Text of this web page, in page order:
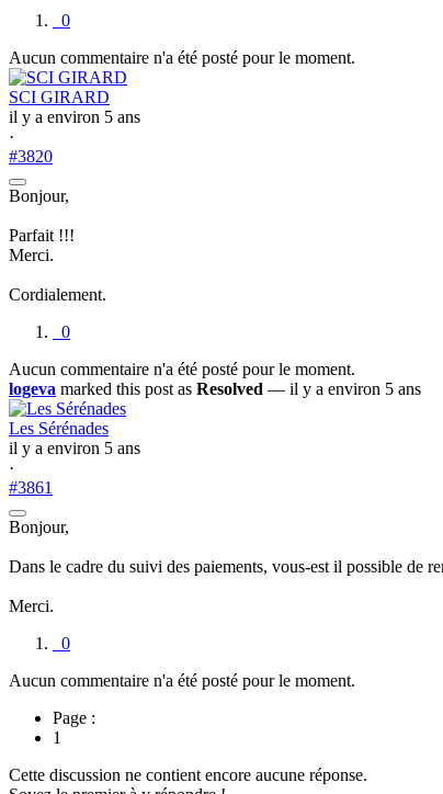
0
Aucun commentaire n'a été posté pour le moment.
SCI GIRARD
il y a environ 5 ans
·
#3820
Bonjour,
Parfait !!!
Merci.
Cordialement.
0
Aucun commentaire n'a été posté pour le moment.
logeva marked this post as Resolved — il y a environ 5 ans
Les Sérénades
il y a environ 5 ans
·
#3861
Bonjour,
Dans le cadre du suivi des paiements, vous-est il possible de
Merci.
0
Aucun commentaire n'a été posté pour le moment.
Page :
1
Cette discussion ne contient encore aucune réponse.